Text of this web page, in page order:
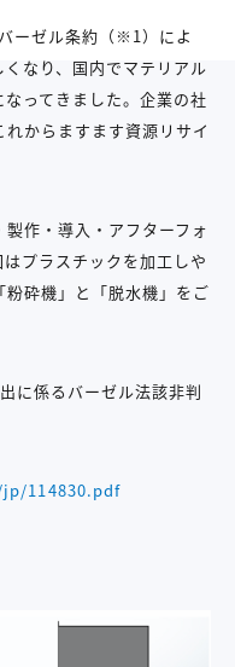
ーゼル条約（※1）によ
なり、国内でマテリアル
ってきました。企業の社
からますます資源リサイ
作・導入・アフターフォ
プラスチックを加工しや
砕機」と「脱水機」をご
に係るバーゼル法該非判
114830.pdf